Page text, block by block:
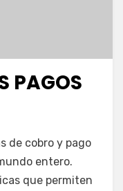
PAGOS
de cobro y pago
entero.
que permiten